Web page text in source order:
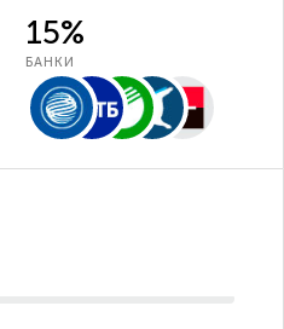
15%
БАНКИ